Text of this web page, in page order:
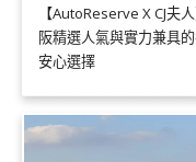
【AutoReserve X CJ夫
阪精選人氣與實力兼具
安心選擇